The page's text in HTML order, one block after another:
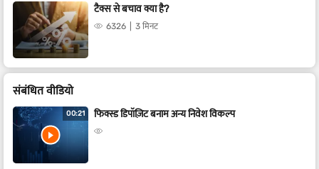
टैक्स से बचाव क्या है?
6326 3 मिनट
संबंधित वीडियो
00:21 फिक्स्ड डिपॉज़िट बनाम अन्य निवेश विकल्प